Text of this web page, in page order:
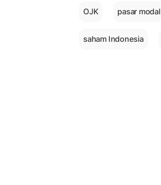
OJK pasar modal
saham Indonesia